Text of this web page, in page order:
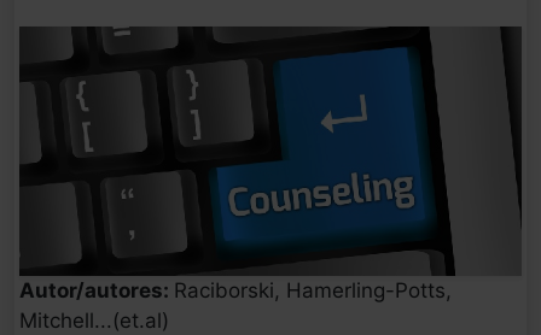
Autor/autores: Raciborski, Hamerling-Potts,
Mitchell...(et.al)